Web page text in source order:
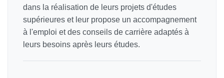
dans la réalisation de leurs projets d'études
supérieures et leur propose un accompagnement
à l'emploi et des conseils de carrière adaptés à
leurs besoins après leurs études.